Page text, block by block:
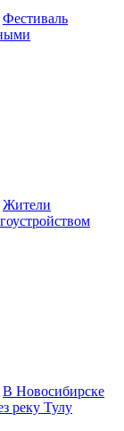
Фестиваль
Жители
В Новосибирске
реку Тулу